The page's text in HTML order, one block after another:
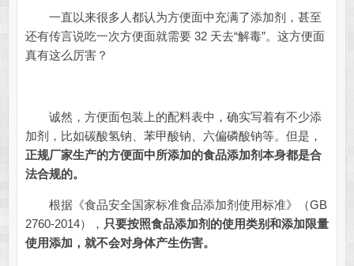
一直以来很多人都认为方便面中充满了添加剂，甚至
还有传言说吃一次方便面就需要 32 天去“解毒”。这方便面
真有这么厉害？
诚然，方便面包装上的配料表中，确实写着有不少添
加剂，比如碳酸氢钠、苯甲酸钠、六偏磷酸钠等。但是，
正规厂家生产的方便面中所添加的食品添加剂本身都是合
法合规的。
根据《食品安全国家标准食品添加剂使用标准》（GB
2760-2014）， 只要按照食品添加剂的使用类别和添加限量
使用添加，就不会对身体产生伤害。